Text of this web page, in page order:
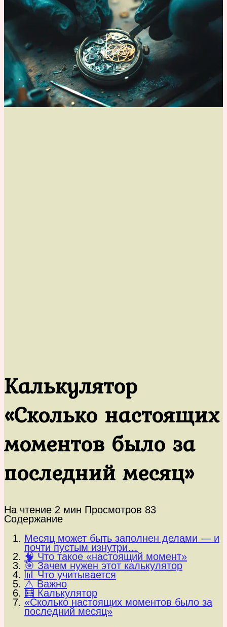
Калькулятор
«Сколько настоящих
моментов было за
последний месяц»
На чтение 2 мин Просмотров 83
Содержание
Месяц может быть заполнен делами — и
почти пустым изнутри…
🧠 Что такое «настоящий момент»
🎯 Зачем нужен этот калькулятор
📊 Что учитывается
⚠️ Важно
🧮 Калькулятор
«Сколько настоящих моментов было за
последний месяц»